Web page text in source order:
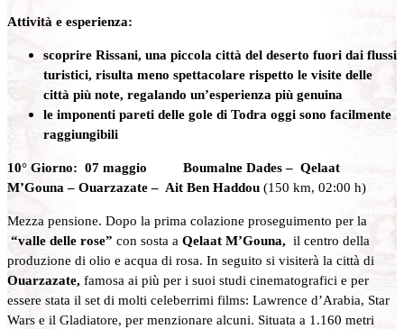
Attività e esperienza:
scoprire Rissani, una piccola città del deserto fuori dai flussi
turistici, risulta meno spettacolare rispetto le visite delle
città più note, regalando un’esperienza più genuina
le imponenti pareti delle gole di Todra oggi sono facilmente
raggiungibili
10° Giorno: 07 maggio Boumalne Dades – Qelaat
M’Gouna – Ouarzazate – Ait Ben Haddou (150 km, 02:00 h)
Mezza pensione. Dopo la prima colazione proseguimento per la
“valle delle rose” con sosta a Qelaat M’Gouna, il centro della
produzione di olio e acqua di rosa. In seguito si visiterà la città di
Ouarzazate, famosa ai più per i suoi studi cinematografici e per
essere stata il set di molti celeberrimi films: Lawrence d’Arabia, Star
Wars e il Gladiatore, per menzionare alcuni. Situata a 1.160 metri